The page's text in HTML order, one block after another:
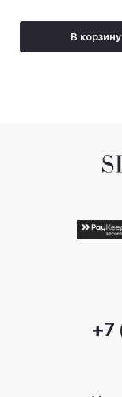
В корзину
+7